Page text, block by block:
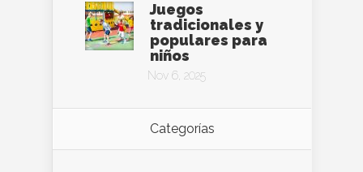
Juegos
tradicionales y
populares para
niños
Nov 6, 2025
Categorías